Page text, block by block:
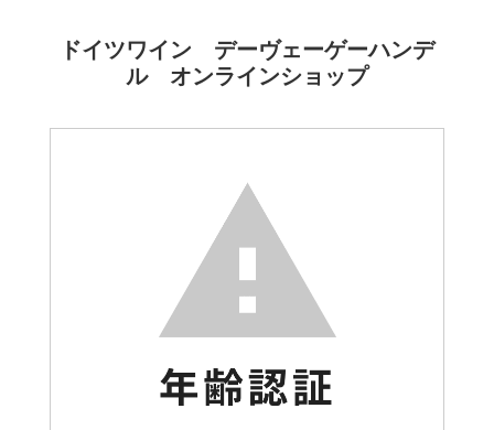
ドイツワイン デーヴェーゲーハンデ
ル オンラインショップ